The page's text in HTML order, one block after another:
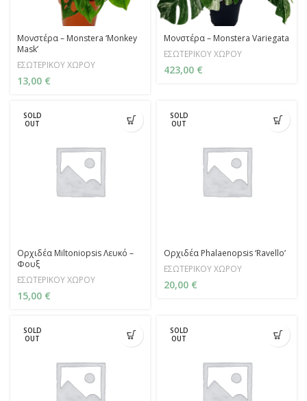
Μονστέρα – Monstera ‘Monkey
Mask’
ΕΣΩΤΕΡΙΚΟΥ ΧΩΡΟΥ
13,00 €
Μονστέρα – Monstera Variegata
ΕΣΩΤΕΡΙΚΟΥ ΧΩΡΟΥ
423,00 €
SOLD
OUT
Ορχιδέα Miltoniopsis Λευκό –
Φουξ
ΕΣΩΤΕΡΙΚΟΥ ΧΩΡΟΥ
15,00 €
SOLD
OUT
Ορχιδέα Phalaenopsis ‘Ravello’
ΕΣΩΤΕΡΙΚΟΥ ΧΩΡΟΥ
20,00 €
SOLD
OUT
SOLD
OUT